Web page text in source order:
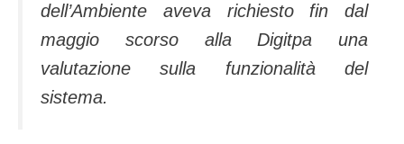
dell’Ambiente aveva richiesto fin dal
maggio scorso alla Digitpa una
valutazione sulla funzionalità del
sistema.